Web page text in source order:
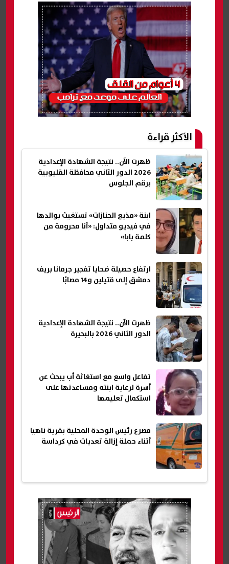
الأكثر قراءة
ظهرت الآن.. نتيجة الشهادة الإعدادية
2026 الدور الثاني محافظة القليوبية
برقم الجلوس
ابنة «مذيع الجنازات» تستغيث بوالدها
في فيديو متداول: «أنا محرومة من
كلمة بابا»
ارتفاع حصيلة ضحايا تفجير جرمانا بريف
دمشق إلى قتيلين و14 مصابًا
ظهرت الآن.. نتيجة الشهادة الإعدادية
الدور الثاني 2026 بالبحيرة
تفاعل واسع مع استغاثة أب يبحث عن
أسرة لرعاية ابنته ومساعدتها على
استكمال تعليمها
مصرع رئيس الوحدة المحلية بقرية ناهيا
أثناء حملة إزالة تعديات في كرداسة